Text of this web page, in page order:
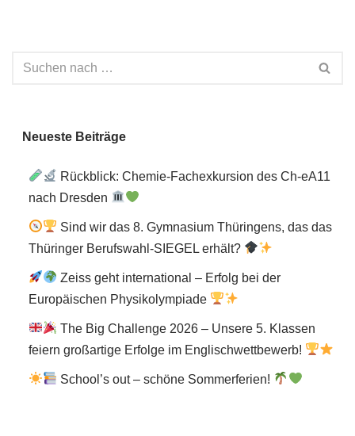
Neueste Beiträge
Rückblick: Chemie-Fachexkursion des Ch-eA11
nach Dresden
Sind wir das 8. Gymnasium Thüringens, das das
Thüringer Berufswahl-SIEGEL erhält?
Zeiss geht international – Erfolg bei der
Europäischen Physikolympiade
The Big Challenge 2026 – Unsere 5. Klassen
feiern großartige Erfolge im Englischwettbewerb!
School’s out – schöne Sommerferien!